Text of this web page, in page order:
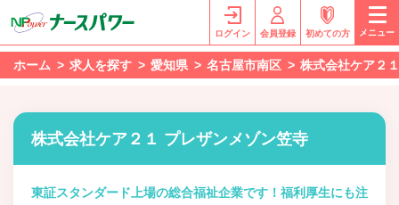
ログイン 会員登録 初めての方 メニュー
ホーム 求人を探す 愛知県 名古屋市南区 株式会社ケア２
株式会社ケア２１ プレザンメゾン笠寺
東証スタンダード上場の総合福祉企業です！福利厚生にも注